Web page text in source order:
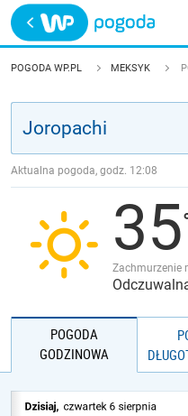
Trwa ładowanie
POLSKA
JAKOŚĆ POWIETRZA
POGODA WP.PL MEKSYK
Aktualna pogoda, godz. 12:08
35
Zachmurzenie
POGODA
GODZINOWA